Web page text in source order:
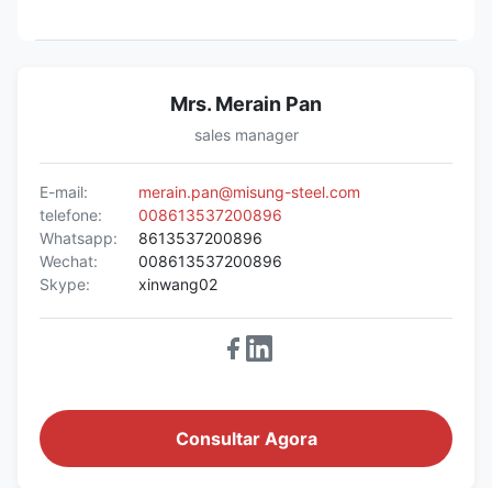
Mrs. Merain Pan
sales manager
E-mail:
merain.pan@misung-steel.com
telefone:
008613537200896
Whatsapp:
8613537200896
Wechat:
008613537200896
Skype:
xinwang02
Consultar Agora